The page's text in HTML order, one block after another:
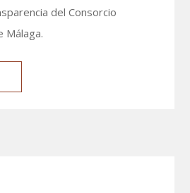
del Consorcio
Málaga.